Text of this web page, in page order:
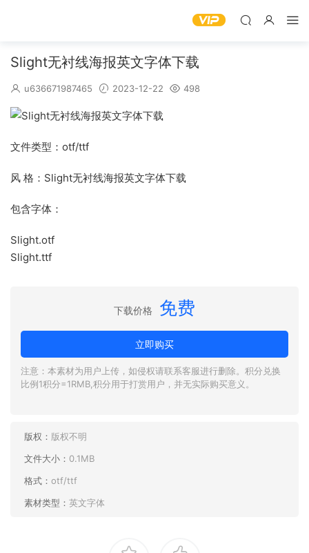
Slight无衬线海报英文字体下载
u636671987465 2023-12-22 498
文件类型：otf/ttf
风 格：Slight无衬线海报英文字体下载
包含字体：
Slight.otf
Slight.ttf
下载价格 免费
立即购买
注意：本素材为用户上传，如侵权请联系客服进行删除。积分兑换
比例1积分=1RMB,积分用于打赏用户，并无实际购买意义。
版权： 版权不明
文件大小： 0.1MB
格式： otf/ttf
素材类型： 英文字体